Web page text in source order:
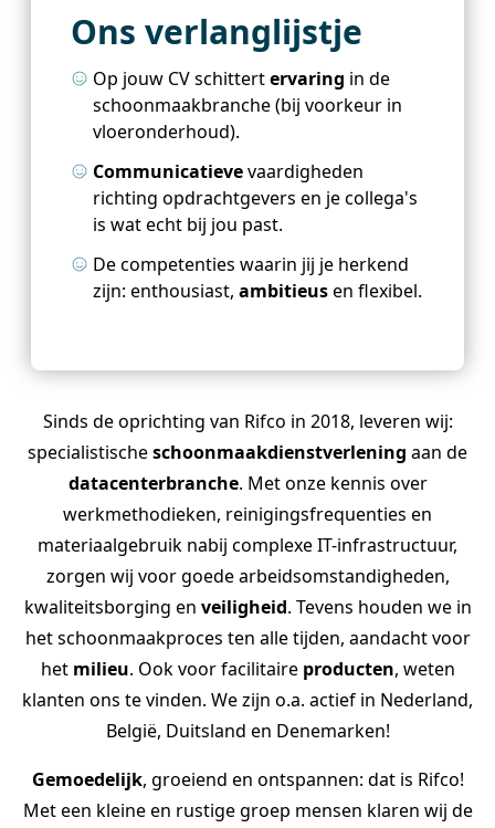
Ons verlanglijstje
Op jouw CV schittertervaring in de
schoonmaakbranche (bij voorkeur in
vloeronderhoud).
Communicatievevaardigheden
richting opdrachtgevers en je collega's
is wat echt bij jou past.
De competenties waarin jij je herkend
zijn: enthousiast, ambitieusen flexibel.
Sinds de oprichting van Rifco in 2018, leveren wij:
specialistischeschoonmaakdienstverlening aan de
datacenterbranche. Met onze kennis over
werkmethodieken, reinigingsfrequenties en
materiaalgebruik nabij complexe IT-infrastructuur,
zorgen wij voor goede arbeidsomstandigheden,
kwaliteitsborging en veiligheid. Tevens houden we in
het schoonmaakproces ten alle tijden, aandacht voor
het milieu. Ook voor facilitaire producten, weten
klanten ons te vinden. We zijn o.a. actief in Nederland,
België, Duitsland en Denemarken!
Gemoedelijk, groeiend en ontspannen: dat is Rifco!
Met een kleine en rustige groep mensen klaren wij de